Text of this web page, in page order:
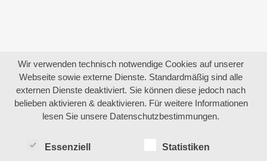
Wir verwenden technisch notwendige Cookies auf unserer
Webseite sowie externe Dienste. Standardmäßig sind alle
externen Dienste deaktiviert. Sie können diese jedoch nach
belieben aktivieren & deaktivieren. Für weitere Informationen
lesen Sie unsere Datenschutzbestimmungen.
Essenziell Statistiken